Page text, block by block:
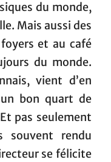
du monde,
Mais aussi des
et au café
du monde.
vient d’en
bon quart de
pas seulement
souvent rendu
se félicite